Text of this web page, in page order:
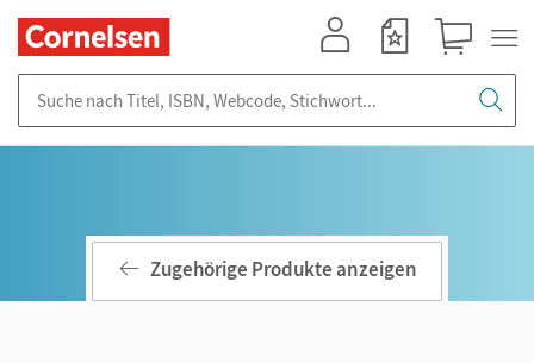
Zugehörige Produkte anzeigen